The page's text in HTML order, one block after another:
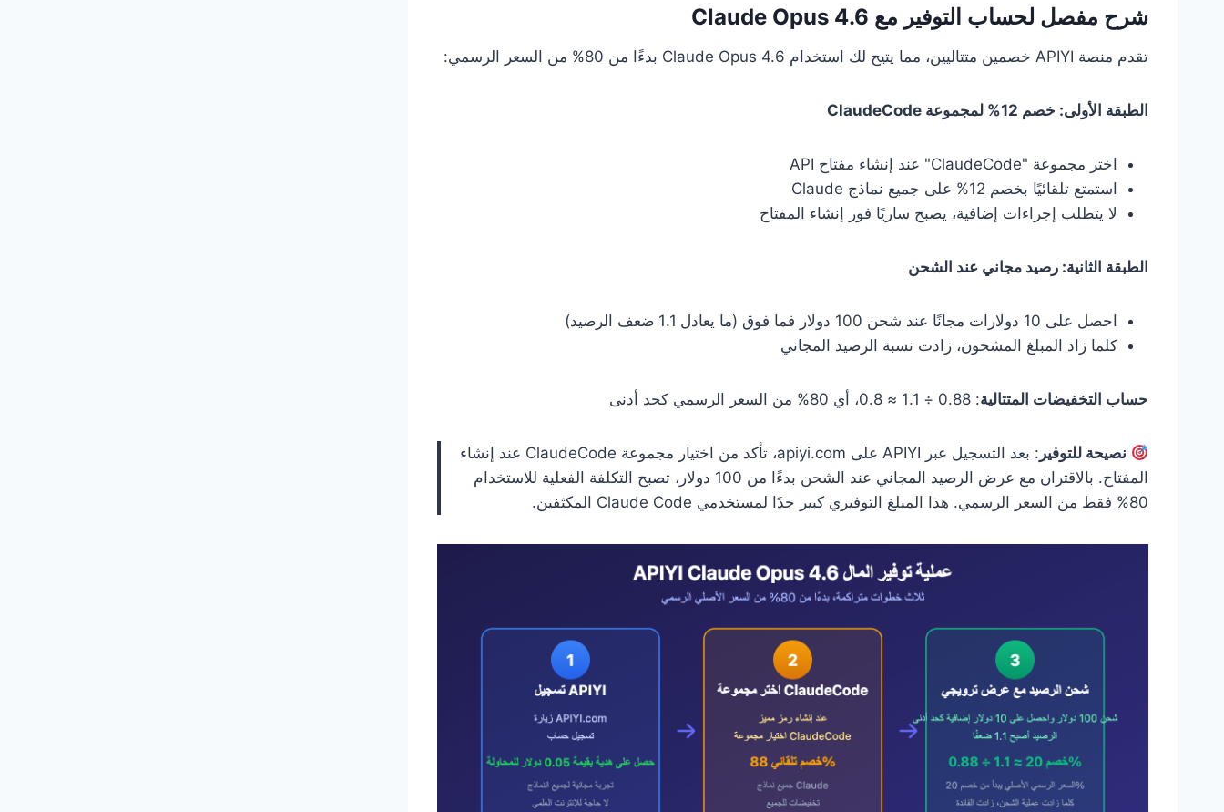
شرح مفصل لحساب التوفير مع Claude Opus 4.6
تقدم منصة APIYI خصمين متتاليين، مما يتيح لك استخدام Claude Opus 4.6 بدءًا من 80% من السعر الرسمي:
الطبقة الأولى: خصم 12% لمجموعة ClaudeCode
اختر مجموعة "ClaudeCode" عند إنشاء مفتاح API
استمتع تلقائيًا بخصم 12% على جميع نماذج Claude
لا يتطلب إجراءات إضافية، يصبح ساريًا فور إنشاء المفتاح
الطبقة الثانية: رصيد مجاني عند الشحن
احصل على 10 دولارات مجانًا عند شحن 100 دولار فما فوق (ما يعادل 1.1 ضعف الرصيد)
كلما زاد المبلغ المشحون، زادت نسبة الرصيد المجاني
حساب التخفيضات المتتالية: 0.88 ÷ 1.1 ≈ 0.8، أي 80% من السعر الرسمي كحد أدنى
نصيحة للتوفير
: بعد التسجيل عبر APIYI على apiyi.com، تأكد من اختيار مجموعة ClaudeCode عند إنشاء
المفتاح. بالاقتران مع عرض الرصيد المجاني عند الشحن بدءًا من 100 دولار، تصبح التكلفة الفعلية للاستخدام
80% فقط من السعر الرسمي. هذا المبلغ التوفيري كبير جدًا لمستخدمي Claude Code المكثفين.